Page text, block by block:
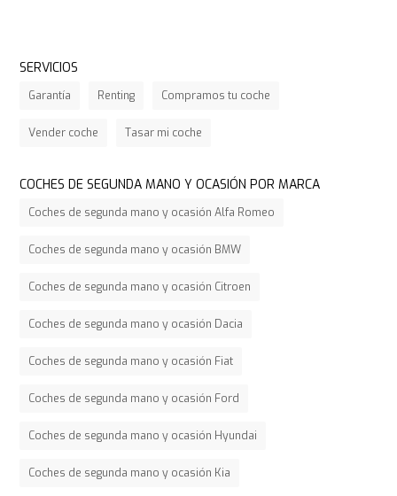
SERVICIOS
Garantía Renting Compramos tu coche
Vender coche Tasar mi coche
COCHES DE SEGUNDA MANO Y OCASIÓN POR MARCA
Coches de segunda mano y ocasión Alfa Romeo
Coches de segunda mano y ocasión BMW
Coches de segunda mano y ocasión Citroen
Coches de segunda mano y ocasión Dacia
Coches de segunda mano y ocasión Fiat
Coches de segunda mano y ocasión Ford
Coches de segunda mano y ocasión Hyundai
Coches de segunda mano y ocasión Kia